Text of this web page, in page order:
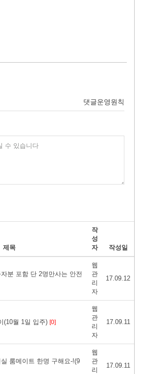
댓글운영원칙
수 있습니다
제목
작
성
자
작성일
분 포함 단 2명만사는 안전
웹
관
리
자
17.09.12
(10월 1일 입주) [0]
웹
관
리
자
17.09.11
룸메이트 한명 구해요-!(9
웹
관
리
17.09.11